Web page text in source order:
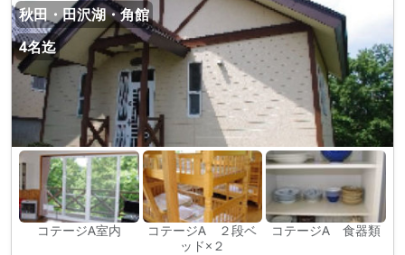
秋田・田沢湖・角館
4名迄
コテージA室内
コテージA ２段ベ
ッド×２
コテージA 食器類